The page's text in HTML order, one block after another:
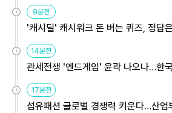
9분전
'캐시딜' 캐시워크 돈 버는 퀴즈, 정답
14분전
관세전쟁 '엔드게임' 윤곽 나오나…한
용해야
17분전
섬유패션 글로벌 경쟁력 키운다…산